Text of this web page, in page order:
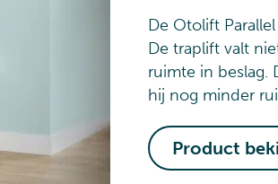
De Otolift
De traplift valt
ruimte in beslag.
hij nog minder
Product